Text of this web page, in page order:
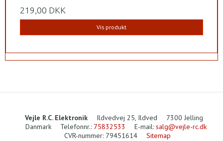
219,00 DKK
Vis produkt
Vejle R.C. Elektronik Ildvedvej 25, Ildved
7300 Jelling
Danmark
Telefonnr.: 75832533 E-mail: salg@vejle-rc.dk
CVR-nummer: 79451614 Sitemap